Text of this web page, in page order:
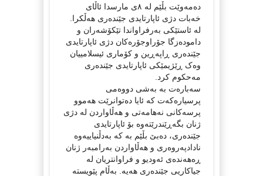
دەمەوێت بڵێم لە ٨ی مارسدا ئاڵای
خەبات دژی ئاپارتایدی جێندەری هەڵکرا.
لە ئاستێکی بەرفراواندا تێکۆشەران و
دامودەزگا جۆراوجۆرەکان دژی ئاپارتایدی
جێندەری ڕاپەڕین و کۆماری ئیسلامییان
وەک ڕێژیمێکی ئاپارتایدی جێندەری
مەحکوم کرد.
سەبارەت بە بەشی دووەمی
پرسیارەکەت کە ئایا دەتوانرێت هەموو
پرسەکانی نەهامەتی و هەڵاواردن لە دژی
ژنان بگەڕێندرێتەوە بۆ ئاپارتایدی
جێندەری، دەبێ بڵێم بە کە بەدڵنیاییەوە
نادادپەروەری و هەڵاواردن بەرامبەر ژنان
ڕەهەندەی ئەودیو و فراوانتریان لە
جیاکاریی جێندەری هەیە. بەڵام پێویستە